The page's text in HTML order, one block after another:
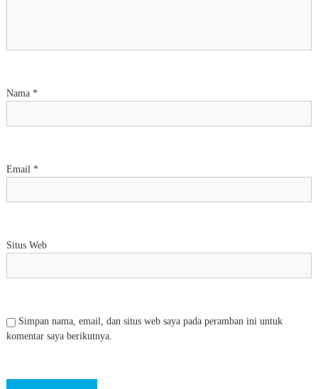
Nama *
Email *
Situs Web
Simpan nama, email, dan situs web saya pada peramban ini untuk
komentar saya berikutnya.